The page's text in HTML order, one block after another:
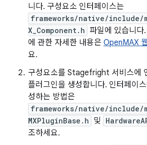
니다. 구성요소 인터페이스는
frameworks/native/include/
X_Component.h 파일에 있습니
에 관한 자세한 내용은 OpenMAX
요.
구성요소를 Stagefright 서비스에
플러그인을 생성합니다. 인터페이
성하는 방법은
frameworks/native/include/
MXPluginBase.h 및
조하세요.